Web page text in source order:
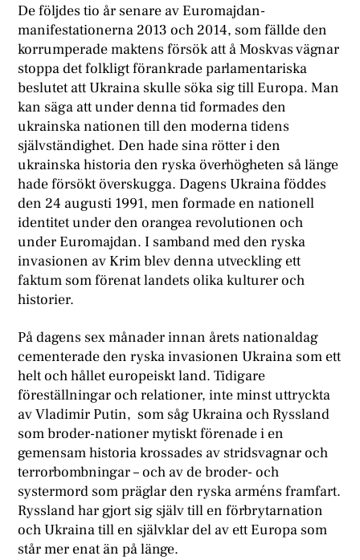
De följdes tio år senare av Euromajdan-
manifestationerna 2013 och 2014, som fällde den
korrumperade maktens försök att å Moskvas vägnar
stoppa det folkligt förankrade parlamentariska
beslutet att Ukraina skulle söka sig till Europa. Man
kan säga att under denna tid formades den
ukrainska nationen till den moderna tidens
självständighet. Den hade sina rötter i den
ukrainska historia den ryska överhögheten så länge
hade försökt överskugga. Dagens Ukraina föddes
den 24 augusti 1991, men formade en nationell
identitet under den orangea revolutionen och
under Euromajdan. I samband med den ryska
invasionen av Krim blev denna utveckling ett
faktum som förenat landets olika kulturer och
historier.
På dagens sex månader innan årets nationaldag
cementerade den ryska invasionen Ukraina som ett
helt och hållet europeiskt land. Tidigare
föreställningar och relationer, inte minst uttryckta
av Vladimir Putin, som såg Ukraina och Ryssland
som broder-nationer mytiskt förenade i en
gemensam historia krossades av stridsvagnar och
terrorbombningar – och av de broder- och
systermord som präglar den ryska arméns framfart.
Ryssland har gjort sig själv till en förbrytarnation
och Ukraina till en självklar del av ett Europa som
står mer enat än på länge.